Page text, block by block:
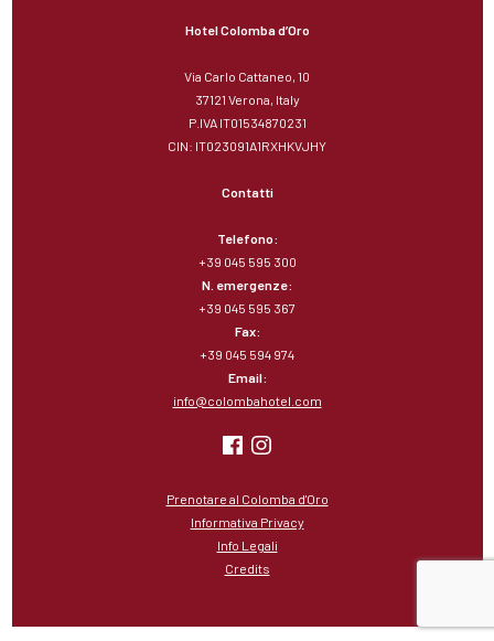
Hotel Colomba d’Oro
Via Carlo Cattaneo, 10
37121 Verona, Italy
P.IVA IT01534870231
CIN: IT023091A1RXHKVJHY
Contatti
Telefono:
+39 045 595 300
N. emergenze:
+39 045 595 367
Fax:
+39 045 594 974
Email:
info@colombahotel.com
Prenotare al Colomba d'Oro
Informativa Privacy
Info Legali
Credits